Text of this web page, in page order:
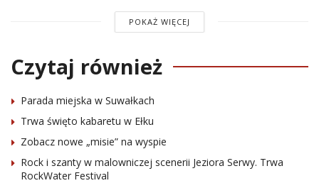
POKAŻ WIĘCEJ
Czytaj również
Parada miejska w Suwałkach
Trwa święto kabaretu w Ełku
Zobacz nowe „misie” na wyspie
Rock i szanty w malowniczej scenerii Jeziora Serwy. Trwa
RockWater Festival